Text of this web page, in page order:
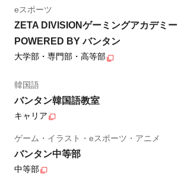
eスポーツ
ZETA DIVISIONゲーミングアカデミー
POWERED BY バンタン
大学部・専門部・高等部
韓国語
バンタン韓国語教室
キャリア
ゲーム・イラスト・eスポーツ・アニメ
バンタン中等部
中等部